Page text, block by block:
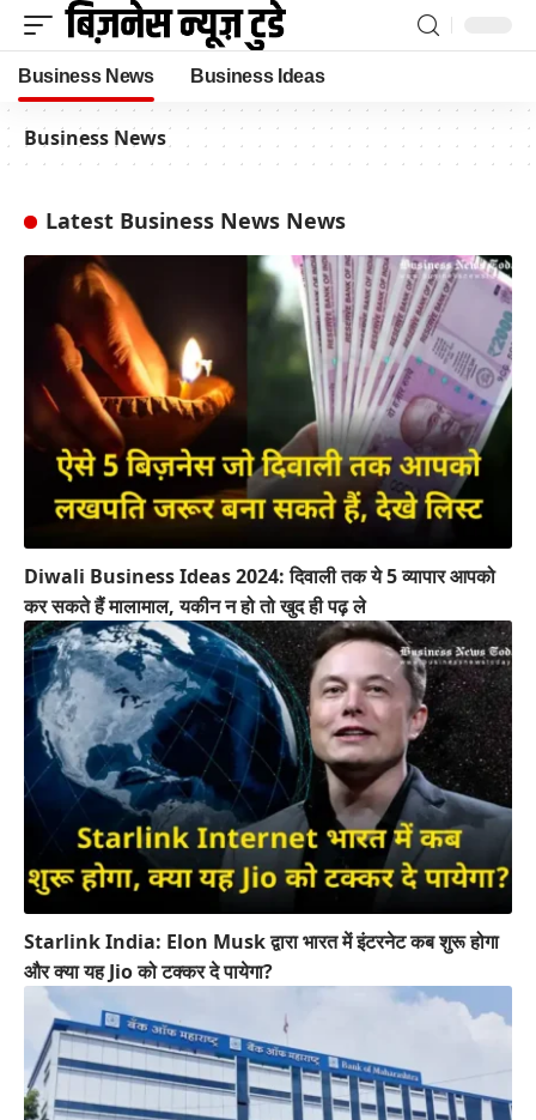
Business News Business Ideas
Business News
Latest Business News News
Diwali Business Ideas 2024: दिवाली तक ये 5 व्यापार आपको
कर सकते हैं मालामाल, यकीन न हो तो खुद ही पढ़ ले
Starlink India: Elon Musk द्वारा भारत में इंटरनेट कब शुरू होगा
और क्या यह Jio को टक्कर दे पायेगा?